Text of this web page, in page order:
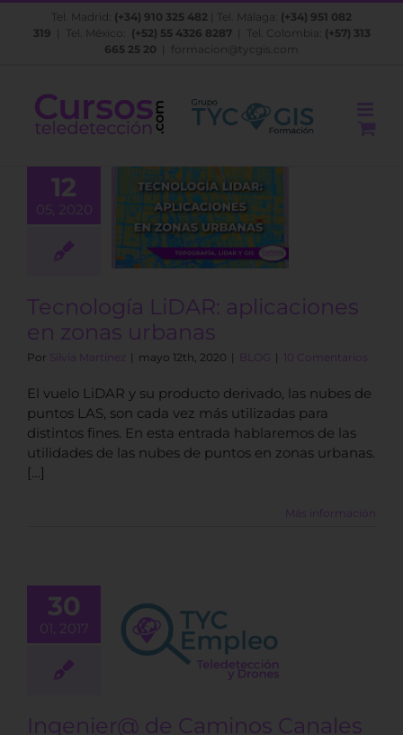
Saltar
Tel. Madrid: (+34) 910 325 482 | Tel. Málaga: (+34) 951 082
319 | Tel. México: (+52) 55 4326 8287| Tel. Colombia: (+57) 313
665 25 20
formacion@tycgis.com
12
05, 2020
LiDAR:
en
urbanas
Tecnología LiDAR: aplicaciones
en zonas urbanas
Por Silvia Martínez | mayo 12th, 2020 | BLOG | 10 Comentarios
El vuelo LiDAR y su producto derivado, las nubes de
puntos LAS, son cada vez más utilizadas para
distintos fines. En esta entrada hablaremos de las
utilidades de las nubes de puntos en zonas urbanas.
[…]
Más información
30
01, 2017
Canales
con
en
y
Ingenier@ de Caminos Canales